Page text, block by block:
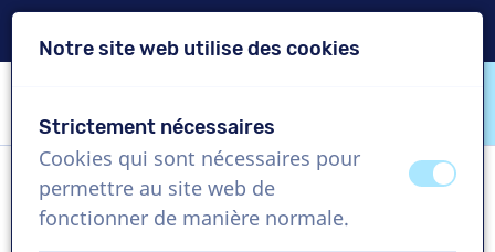
VoiceProductions
Katie A
Femme, Royaume-Uni
Notre site web utilise des cookies
Strictement nécessaires
Cookies qui sont nécessaires pour
permettre au site web de
fonctionner de manière normale.
éteint